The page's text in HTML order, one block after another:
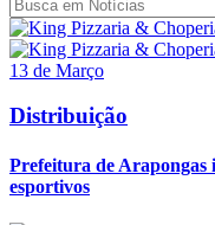
13 de Março
Distribuição
Prefeitura de Arapongas
esportivos